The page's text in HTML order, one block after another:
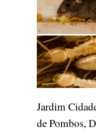
Jardim
de Pombos,